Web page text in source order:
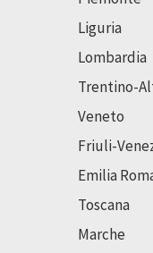
Liguria
Lombardia
Trentino-
Veneto
Friuli-
Emilia
Toscana
Marche